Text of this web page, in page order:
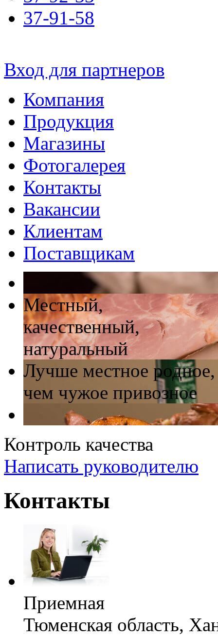
37-91-58
Вход для партнеров
Компания
Продукция
Магазины
Фотогалерея
Контакты
Вакансии
Клиентам
Поставщикам
Местный,
качественный,
натуральный
Лучше местное родное,
чем чужое привозное
Контроль качества
Написать руководителю
Контакты
Приемная
Тюменская область,